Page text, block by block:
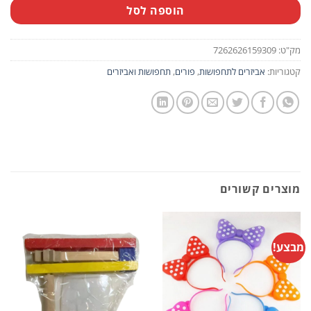
הוספה לסל
מק"ט: 7262626159309
קטגוריות: אביזרים לתחפושות, פורים, תחפושות ואביזרים
מוצרים קשורים
מבצע!